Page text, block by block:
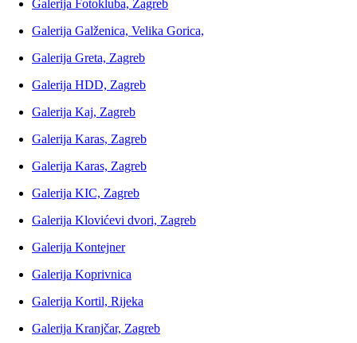
Galerija Fotokluba, Zagreb
Galerija Galženica, Velika Gorica,
Galerija Greta, Zagreb
Galerija HDD, Zagreb
Galerija Kaj, Zagreb
Galerija Karas, Zagreb
Galerija Karas, Zagreb
Galerija KIC, Zagreb
Galerija Klovićevi dvori, Zagreb
Galerija Kontejner
Galerija Koprivnica
Galerija Kortil, Rijeka
Galerija Kranjčar, Zagreb